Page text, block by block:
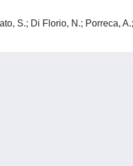
S.; Di Florio, N.; Porreca,